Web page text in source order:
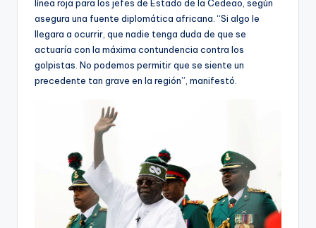
línea roja para los jefes de Estado de la Cedeao, según
asegura una fuente diplomática africana. “Si algo le
llegara a ocurrir, que nadie tenga duda de que se
actuaría con la máxima contundencia contra los
golpistas. No podemos permitir que se siente un
precedente tan grave en la región”, manifestó.